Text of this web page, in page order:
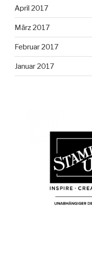
April 2017
März 2017
Februar 2017
Januar 2017